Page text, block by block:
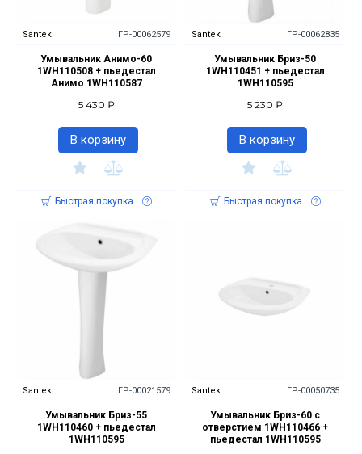
Santek ГР-00062579
Умывальник Анимо-60
1WH110508 + пьедестал
Анимо 1WH110587
5 430 ₽
В корзину
Быстрая покупка
Santek ГР-00062835
Умывальник Бриз-50
1WH110451 + пьедестал
1WH110595
5 230 ₽
В корзину
Быстрая покупка
Santek ГР-00021579
Умывальник Бриз-55
1WH110460 + пьедестал
1WH110595
Santek ГР-00050735
Умывальник Бриз-60 с
отверстием 1WH110466 +
пьедестал 1WH110595